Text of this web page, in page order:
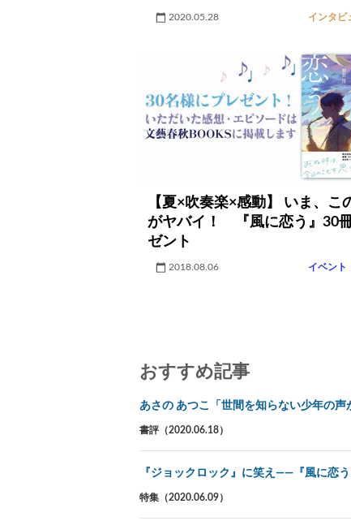
2020.05.28 インタビ
【夏×吹奏楽×感動】 いま、こ
がヤバイ！ 『風に恋う』30
ゼント
2018.08.06 イベント
おすすめ記事
あさの あつこ「世間を知らない少年の声
書評（2020.06.18）
『ジョックロック』に笑え――『風に恋
特集（2020.06.09）